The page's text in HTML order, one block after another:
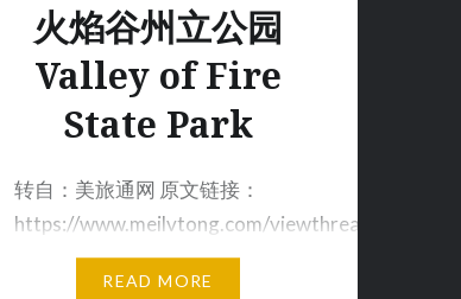
火焰谷州立公园
Valley of Fire
State Park
转自：美旅通网 原文链接：
https://www.meilvtong.com/viewthread.php?
READ MORE